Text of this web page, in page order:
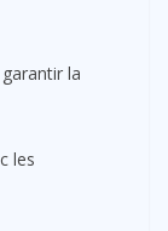
la
les